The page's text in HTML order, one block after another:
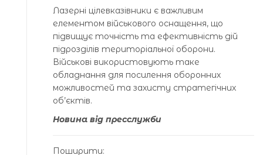
Лазерні цілевказівники є важливим
елементом військового оснащення, що
підвищує точність та ефективність дій
підрозділів територіальної оборони.
Військові використовують таке
обладнання для посилення оборонних
можливостей та захисту стратегічних
об’єктів.
Новина від пресслужби
Поширити: